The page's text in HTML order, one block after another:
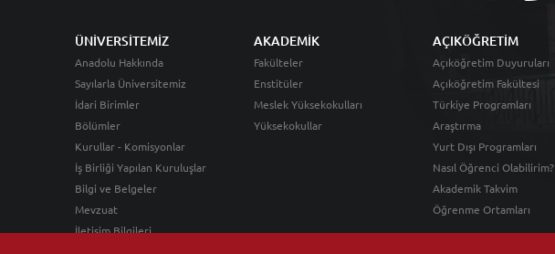
ÜNİVERSİTEMİZ
Anadolu Hakkında
Sayılarla Üniversitemiz
İdari Birimler
Bölümler
Kurullar - Komisyonlar
İş Birliği Yapılan Kuruluşlar
Bilgi ve Belgeler
Mevzuat
İletişim Bilgileri
AKADEMİK
Fakülteler
Enstitüler
Meslek Yüksekokulları
Yüksekokullar
AÇIKÖĞRETİM
Açıköğretim Duyuruları
Açıköğretim Fakültesi
Türkiye Programları
Araştırma
Yurt Dışı Programları
Nasıl Öğrenci Olabilirim?
Akademik Takvim
Öğrenme Ortamları